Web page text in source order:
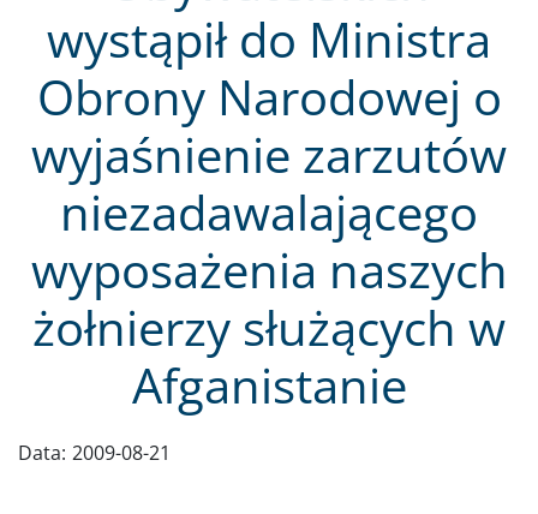
wystąpił do Ministra
Obrony Narodowej o
wyjaśnienie zarzutów
niezadawalającego
wyposażenia naszych
żołnierzy służących w
Afganistanie
Data: 2009-08-21